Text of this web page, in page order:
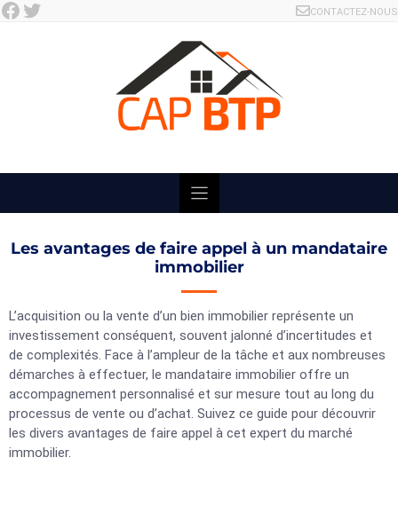
Skip
Facebook Twitter CONTACTEZ-NOUS
Les avantages de faire appel à un mandataire
immobilier
L’acquisition ou la vente d’un bien immobilier représente un
investissement conséquent, souvent jalonné d’incertitudes et
de complexités. Face à l’ampleur de la tâche et aux nombreuses
démarches à effectuer, le mandataire immobilier offre un
accompagnement personnalisé et sur mesure tout au long du
processus de vente ou d’achat. Suivez ce guide pour découvrir
les divers avantages de faire appel à cet expert du marché
immobilier.